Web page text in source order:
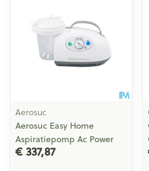
Aerosuc
Aerosuc Easy Home
Aspiratiepomp Ac Power
€ 337,87